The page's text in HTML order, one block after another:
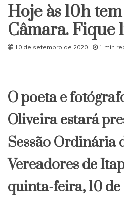
Hoje às 10h
Câmara. Fique
10 de setembro de 2020 1 min
O poeta e
Oliveira estará
Sessão Ordinária
Vereadores de
quinta-feira, 10